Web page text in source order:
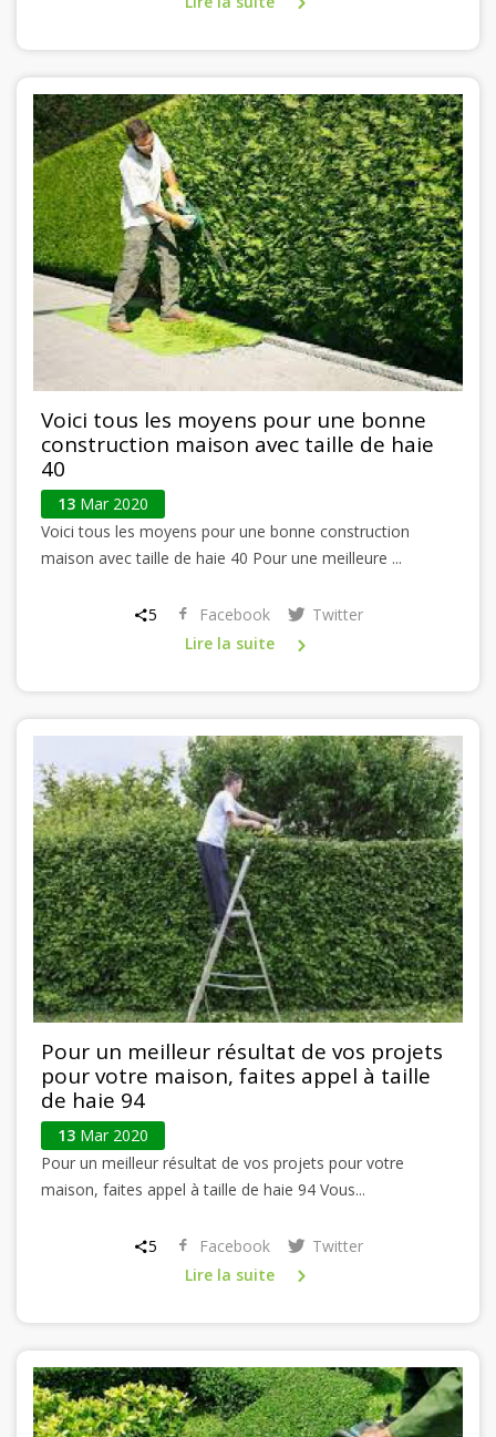
Voici tous les moyens pour une bonne
construction maison avec taille de haie
40
13 Mar 2020
Voici tous les moyens pour une bonne construction
maison avec taille de haie 40 Pour une meilleure ...
5 Facebook
Twitter
Lire la suite
Pour un meilleur résultat de vos projets
pour votre maison, faites appel à taille
de haie 94
13 Mar 2020
Pour un meilleur résultat de vos projets pour votre
maison, faites appel à taille de haie 94 Vous...
5 Facebook
Twitter
Lire la suite